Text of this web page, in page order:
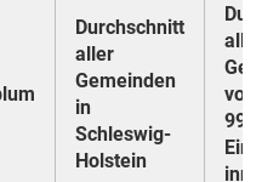
Durchschnitt
aller
Gemeinden
in
Schleswig-
Holstein
von
999